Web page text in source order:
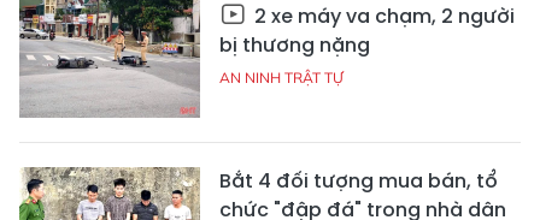
2 xe máy va chạm, 2 người
bị thương nặng
AN NINH TRẬT TỰ
Bắt 4 đối tượng mua bán, tổ
chức "đập đá" trong nhà dân